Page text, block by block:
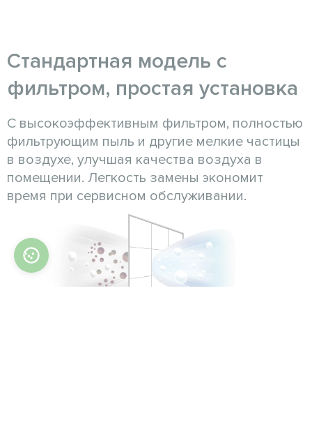
Стандартная модель с
фильтром, простая установка
С высокоэффективным фильтром, полностью
фильтрующим пыль и другие мелкие частицы
в воздухе, улучшая качества воздуха в
помещении. Легкость замены экономит
время при сервисном обслуживании.